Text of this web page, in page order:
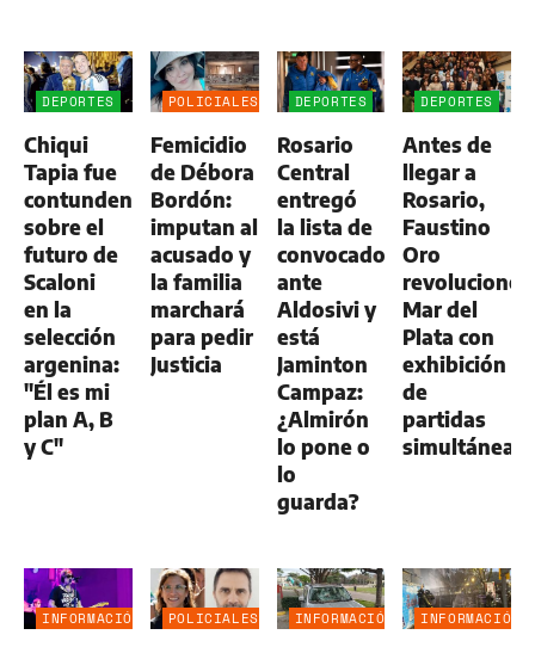
DEPORTES
Chiqui
Tapia fue
contundente
sobre el
futuro de
Scaloni
en la
selección
argenina:
"Él es mi
plan A, B
y C"
POLICIALES
Femicidio
de Débora
Bordón:
imputan al
acusado y
la familia
marchará
para pedir
Justicia
DEPORTES
Rosario
Central
entregó
la lista de
convocados
ante
Aldosivi y
está
Jaminton
Campaz:
¿Almirón
lo pone o
lo
guarda?
DEPORTES
Antes de
llegar a
Rosario,
Faustino
Oro
revolucionó
Mar del
Plata con
exhibición
de
partidas
simultáneas
INFORMACIÓN
POLICIALES
INFORMACIÓN
INFORMACIÓN